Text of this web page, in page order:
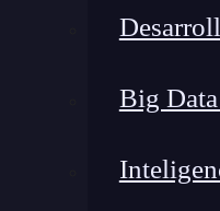
Big
3